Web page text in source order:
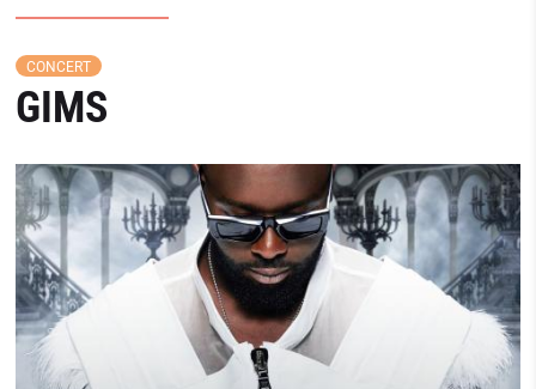
CONCERT
GIMS